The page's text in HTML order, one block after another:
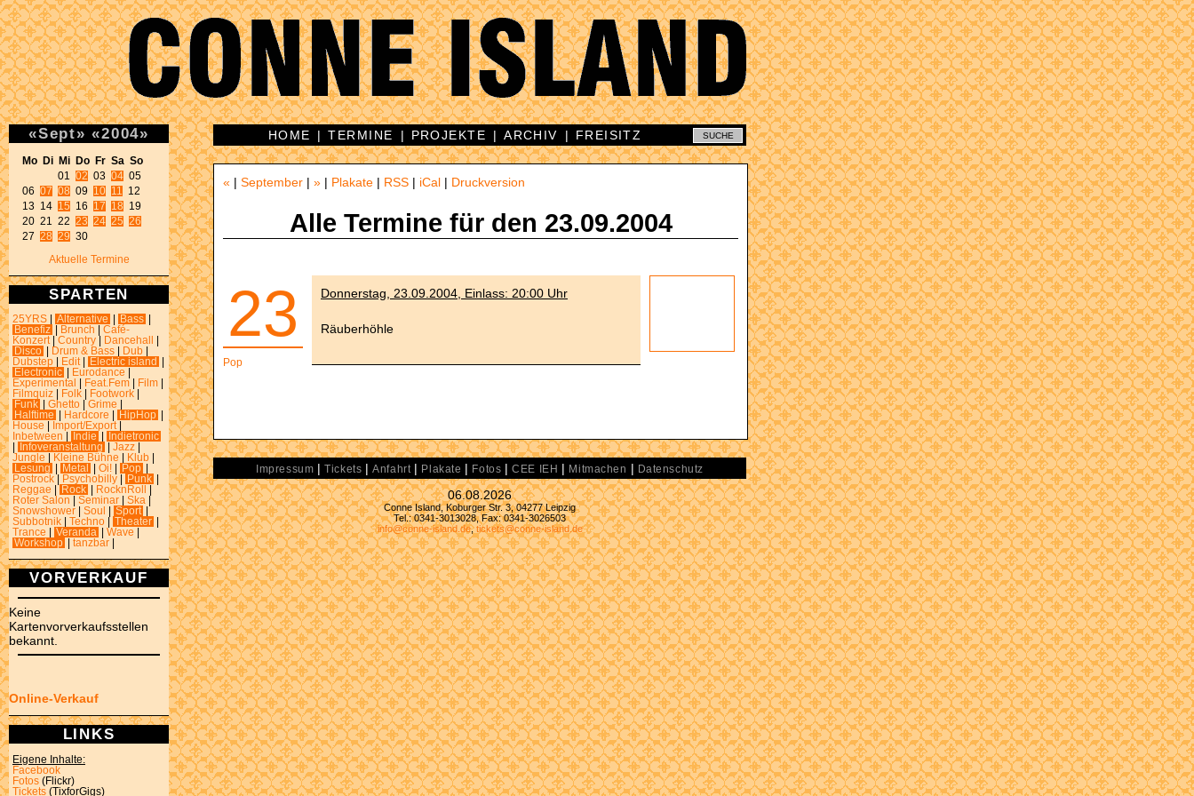
«Sept» «2004»
Mo Di Mi Do Fr Sa So
01 02 03 04 05
06 07 08 09 10 11
12
13 14 15 16 17 18 19
20 21 22 23 24 25 26
27 28 29 30
Aktuelle Termine
SPARTEN
25YRS Alternative Bass
Benefiz
Brunch
Café-
Konzert
Country Dancehall
Disco
Drum & Bass Dub
Dubstep
Edit Electric island
Electronic
Eurodance
Experimental
Feat.Fem Film
Filmquiz
Folk Footwork
Funk
Ghetto Grime
Halftime
Hardcore HipHop
House
Import/Export
Inbetween
Indie
Indietronic
Infoveranstaltung Jazz
Jungle
Kleine Bühne Klub
Lesung
Metal Oi! Pop
Postrock
Psychobilly Punk
Reggae
Rock RocknRoll
Roter Salon
Seminar Ska
Snowshower
Soul Sport
Subbotnik
Techno Theater
Trance
Veranda Wave
Workshop
tanzbar
VORVERKAUF
Keine
Kartenvorverkaufsstellen
bekannt.
Online-Verkauf
LINKS
Eigene Inhalte:
Facebook
Fotos (Flickr)
Tickets (TixforGigs)
HOME |TERMINE | PROJEKTE |ARCHIV | FREISITZ
« | September | » | Plakate | RSS | iCal | Druckversion
Alle Termine für den 23.09.2004
23
Pop
Donnerstag, 23.09.2004, Einlass: 20:00 Uhr
Räuberhöhle
Impressum |Tickets |Anfahrt | Plakate | Fotos |CEE IEH | Mitmachen | Datenschutz
06.08.2026
Conne Island, Koburger Str. 3, 04277 Leipzig
Tel.: 0341-3013028, Fax: 0341-3026503
info@conne-island.de,tickets@conne-island.de